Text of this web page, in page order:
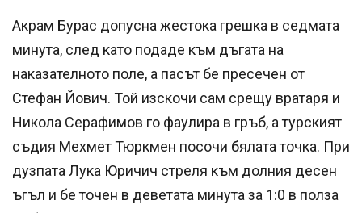
Акрам Бурас допусна жестока грешка в седмата
минута, след като подаде към дъгата на
наказателното поле, а пасът бе пресечен от
Стефан Йович. Той изскочи сам срещу вратаря и
Никола Серафимов го фаулира в гръб, а турският
съдия Мехмет Тюркмен посочи бялата точка. При
дузпата Лука Юричич стреля към долния десен
ъгъл и бе точен в деветата минута за 1:0 в полза